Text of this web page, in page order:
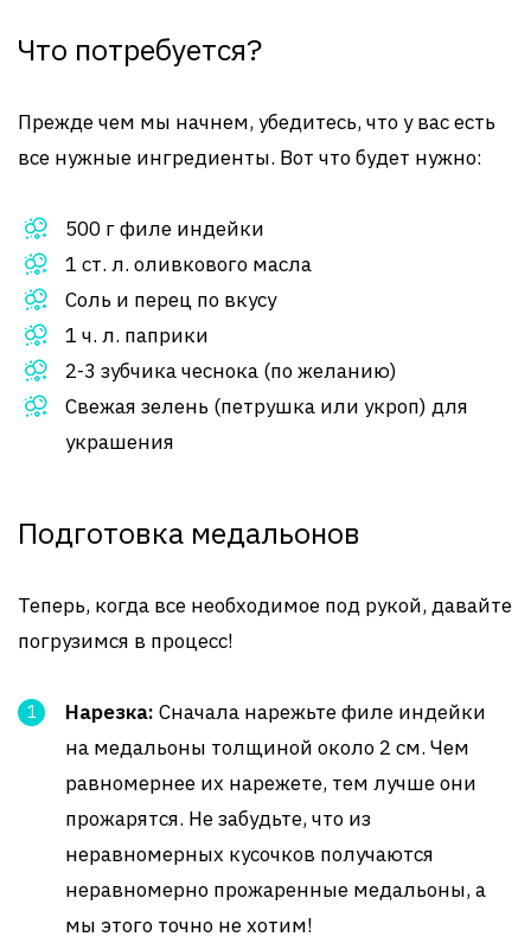
Что потребуется?
Прежде чем мы начнем, убедитесь, что у вас есть
все нужные ингредиенты. Вот что будет нужно:
500 г филе индейки
1 ст. л. оливкового масла
Соль и перец по вкусу
1 ч. л. паприки
2-3 зубчика чеснока (по желанию)
Свежая зелень (петрушка или укроп) для
украшения
Подготовка медальонов
Теперь, когда все необходимое под рукой, давайте
погрузимся в процесс!
Нарезка: Сначала нарежьте филе индейки
на медальоны толщиной около 2 см. Чем
равномернее их нарежете, тем лучше они
прожарятся. Не забудьте, что из
неравномерных кусочков получаются
неравномерно прожаренные медальоны, а
мы этого точно не хотим!